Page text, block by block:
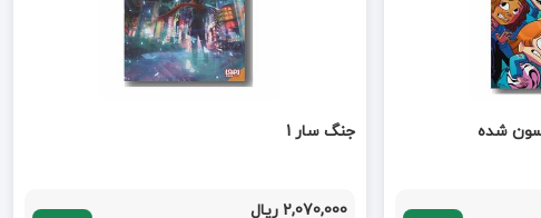
جنگ سار 1
2,070,000 ریال